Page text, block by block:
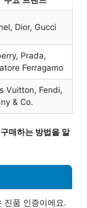
Dior, Gucci
Prada,
Ferragamo
Vuitton, Fendi,
& Co.
매하는 방법을 알
진품 인증이에요.